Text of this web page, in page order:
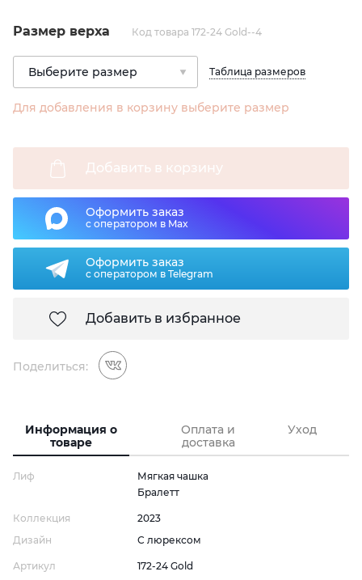
Размер верха Код товара 172-24 Gold--4
Таблица размеров
Для добавления в корзину выберите размер
Добавить в корзину
Оформить заказ
с оператором в Max
Оформить заказ
с оператором в Telegram
Добавить в избранное
Поделиться:
Информация о
товаре
Оплата и
доставка
Уход
Лиф
Мягкая чашка
Бралетт
Коллекция
2023
Дизайн
С люрексом
Артикул
172-24 Gold